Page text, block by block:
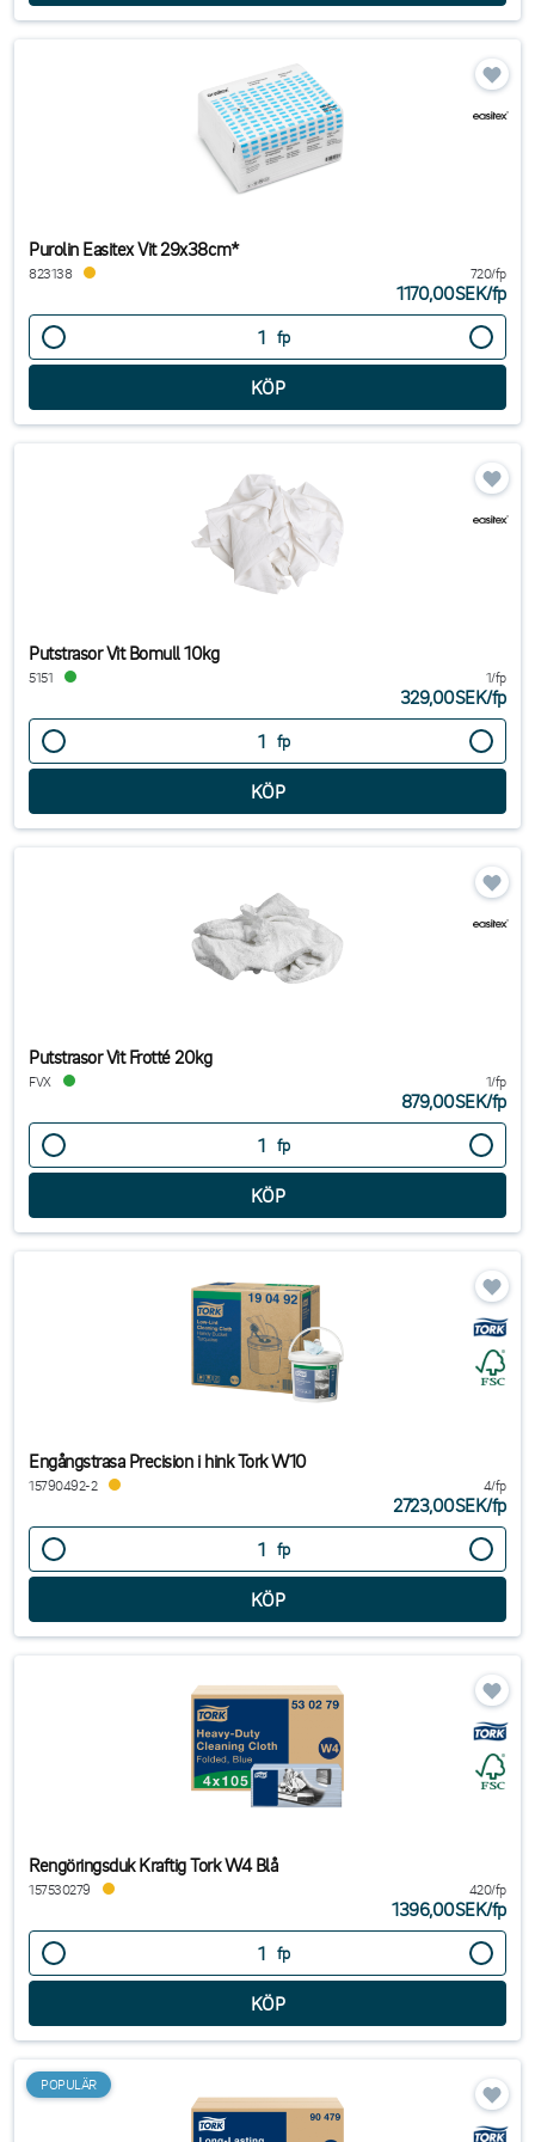
Purolin Easitex Vit 29x38cm*
823138 720/fp
1170,00SEK/fp
fp
Putstrasor Vit Bomull 10kg
5151 1/fp
329,00SEK/fp
fp
Putstrasor Vit Frotté 20kg
FVX 1/fp
879,00SEK/fp
fp
Engångstrasa Precision i hink Tork W10
15790492-2 4/fp
2723,00SEK/fp
fp
Rengöringsduk Kraftig Tork W4 Blå
157530279 420/fp
1396,00SEK/fp
fp
POPULÄR